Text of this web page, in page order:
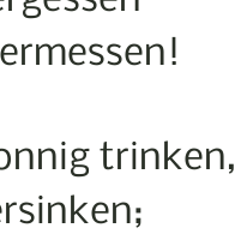
trinken,